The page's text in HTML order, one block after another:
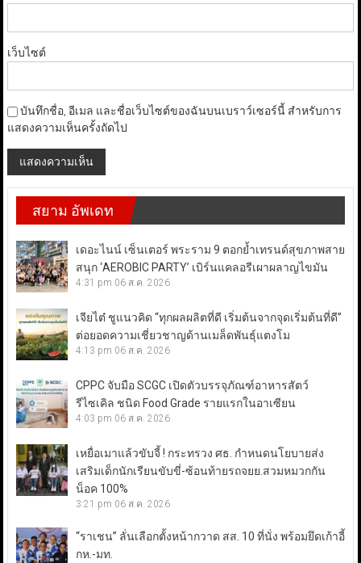
เว็บไซต์
บันทึกชื่อ, อีเมล และชื่อเว็บไซต์ของฉันบนเบราว์เซอร์นี้ สำหรับการ
แสดงความเห็นครั้งถัดไป
สยาม อัพเดท
เดอะไนน์ เซ็นเตอร์ พระราม 9 ตอกย้ำเทรนด์สุขภาพสาย
สนุก ‘AEROBIC PARTY’ เบิร์นแคลอรีเผาผลาญไขมัน
4:31 pm 06 ส.ค. 2026
เจียไต๋ ชูแนวคิด “ทุกผลผลิตที่ดี เริ่มต้นจากจุดเริ่มต้นที่ดี”
ต่อยอดความเชี่ยวชาญด้านเมล็ดพันธุ์แตงโม
4:13 pm 06 ส.ค. 2026
CPPC จับมือ SCGC เปิดตัวบรรจุภัณฑ์อาหารสัตว์
รีไซเคิล ชนิด Food Grade รายแรกในอาเซียน
4:03 pm 06 ส.ค. 2026
เหยื่อเมาแล้วขับจี้ ! กระทรวง ศธ. กำหนดนโยบายส่ง
เสริมเด็กนักเรียนขับขี่-ซ้อนท้ายรถจยย.สวมหมวกกัน
น็อค 100%
3:21 pm 06 ส.ค. 2026
“ราเชน” ลั่นเลือกตั้งหน้ากวาด สส. 10 ที่นั่ง พร้อมยึดเก้าอี้
กห.-มท.